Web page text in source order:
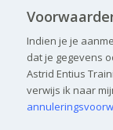
Indien je je
dat je gegevens
Astrid Entius
verwijs ik naar